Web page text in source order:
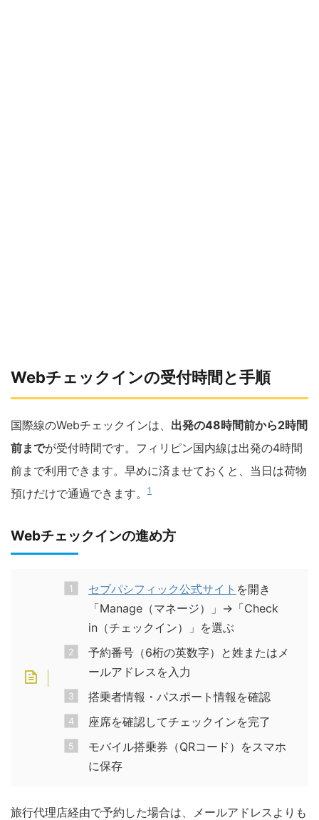
Webチェックインの受付時間と手順
国際線のWebチェックインは、 出発の48時間前から2時間
前までが受付時間です。フィリピン国内線は出発の4時間
前まで利用できます。早めに済ませておくと、当日は荷物
預けだけで通過できます。
1
Webチェックインの進め方
セブパシフィック公式サイト を開き
「Manage（マネージ）」→「Check
in（チェックイン）」を選ぶ
予約番号（6桁の英数字）と姓またはメ
ールアドレスを入力
搭乗者情報・パスポート情報を確認
座席を確認してチェックインを完了
モバイル搭乗券（QRコード）をスマホ
に保存
旅行代理店経由で予約した場合は、メールアドレスよりも